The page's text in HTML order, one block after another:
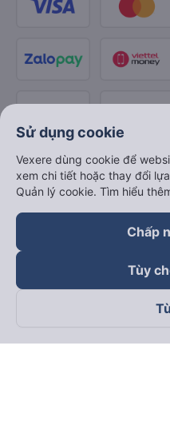
Theo dõi chúng tôi
Sử dụng cookie
Vexere dùng cookie để
xem chi tiết hoặc thay đổi
Quản lý cookie. Tìm hiểu
Chấp
Tùy